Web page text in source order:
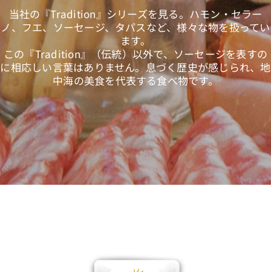
お問い合わせ
当社の『Tradition』シリーズを見る。ハモン・セラー
ノ、フエ、ソーセージ、タパスなど、様々な物を扱ってい
ます。
この『Tradition』（伝統）以外で、ソーセージを表すの
に相応しい言葉はありません。息づく歴史が感じられ、地
中海の美食を代表する食べ物です。